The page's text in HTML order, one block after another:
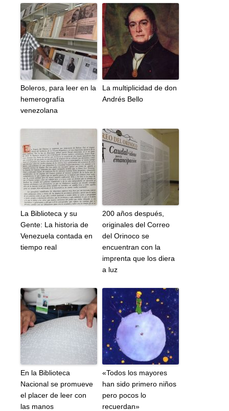
Boleros, para leer en la
hemerografía
venezolana
La multiplicidad de don
Andrés Bello
La Biblioteca y su
Gente: La historia de
Venezuela contada en
tiempo real
200 años después,
originales del Correo
del Orinoco se
encuentran con la
imprenta que los diera
a luz
En la Biblioteca
Nacional se promueve
el placer de leer con
las manos
«Todos los mayores
han sido primero niños
pero pocos lo
recuerdan»